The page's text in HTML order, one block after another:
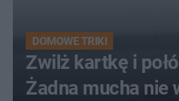
DOMOWE TRIKI
Zwilż kartkę i
Żadna mucha nie